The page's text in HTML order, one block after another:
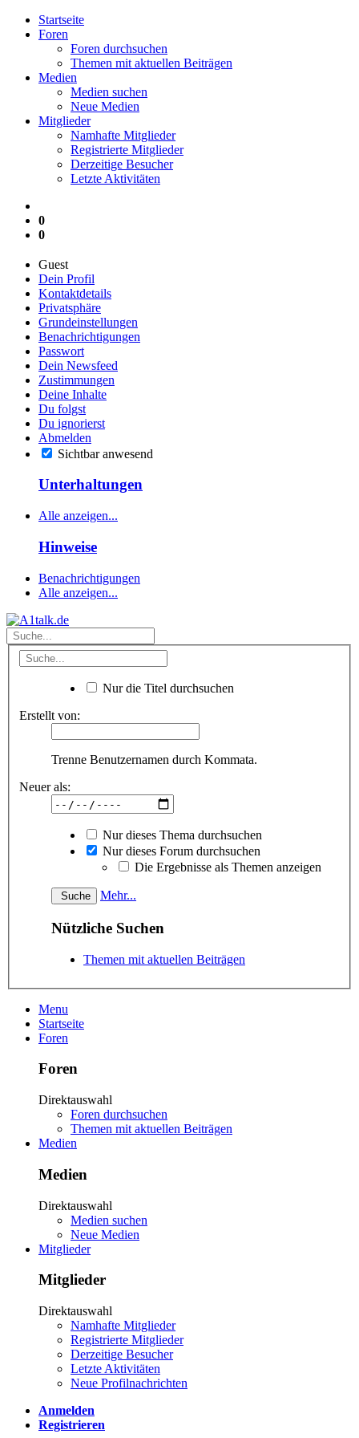
Startseite
Foren
Foren durchsuchen
Themen mit aktuellen Beiträgen
Medien
Medien suchen
Neue Medien
Mitglieder
Namhafte Mitglieder
Registrierte Mitglieder
Derzeitige Besucher
Letzte Aktivitäten
0
0
Guest
Dein Profil
Kontaktdetails
Privatsphäre
Grundeinstellungen
Benachrichtigungen
Passwort
Dein Newsfeed
Zustimmungen
Deine Inhalte
Du folgst
Du ignorierst
Abmelden
Sichtbar anwesend
Unterhaltungen
Alle anzeigen...
Hinweise
Benachrichtigungen
Alle anzeigen...
Nur die Titel durchsuchen
Erstellt von:
Trenne Benutzernamen durch Kommata.
Neuer als:
Nur dieses Thema durchsuchen
Nur dieses Forum durchsuchen
Die Ergebnisse als Themen anzeigen
Mehr...
Nützliche Suchen
Themen mit aktuellen Beiträgen
Menu
Startseite
Foren
Foren
Direktauswahl
Foren durchsuchen
Themen mit aktuellen Beiträgen
Medien
Medien
Direktauswahl
Medien suchen
Neue Medien
Mitglieder
Mitglieder
Direktauswahl
Namhafte Mitglieder
Registrierte Mitglieder
Derzeitige Besucher
Letzte Aktivitäten
Neue Profilnachrichten
Anmelden
Registrieren